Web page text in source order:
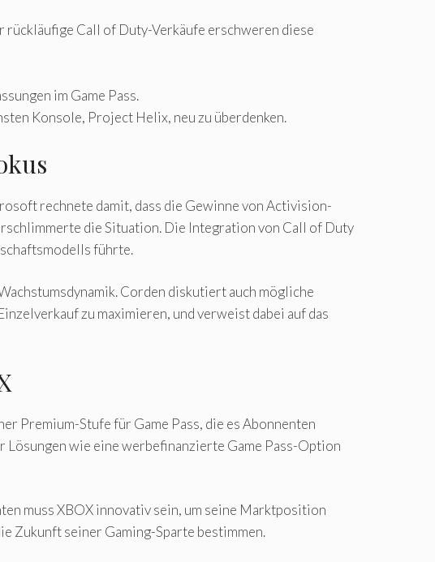
Call of Duty-Verkäufe erschweren diese
im Game Pass.
Konsole, Project Helix, neu zu überdenken.
rechnete damit, dass die Gewinne von Activision-
die Situation. Die Integration von Call of Duty
führte.
Corden diskutiert auch mögliche
zu maximieren, und verweist dabei auf das
Premium-Stufe für Game Pass, die es Abonnenten
wie eine werbefinanzierte Game Pass-Option
muss XBOX innovativ sein, um seine Marktposition
Zukunft seiner Gaming-Sparte bestimmen.